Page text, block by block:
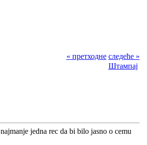
« претходне следеће »
Штампај
jedna rec da bi bilo jasno o cemu